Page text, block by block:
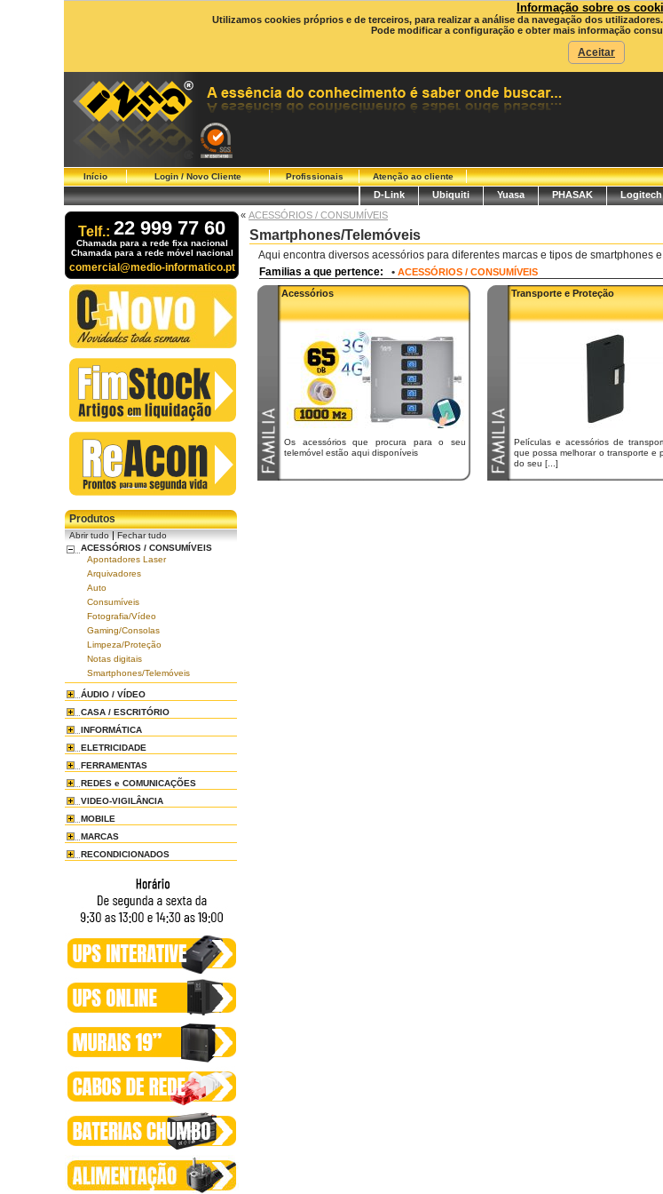
Informação sobre os
Utilizamos cookies próprios e de terceiros, para realizar a análise da navegação dos
Pode modificar a configuração e obter mais informação
Aceitar
Início Login / Novo Cliente Profissionais Atenção ao cliente
D-Link Ubiquiti Yuasa PHASAK Logitech
Telf.: 22 999 77 60
Chamada para a rede fixa nacional
Chamada para a rede móvel nacional
comercial@medio-informatico.pt
Produtos
Abrir tudo|Fechar tudo
ACESSÓRIOS / CONSUMÍVEIS
Apontadores Laser
Arquivadores
Auto
Consumíveis
Fotografia/Vídeo
Gaming/Consolas
Limpeza/Proteção
Notas digitais
Smartphones/Telemóveis
ÁUDIO / VÍDEO
CASA / ESCRITÓRIO
INFORMÁTICA
ELETRICIDADE
FERRAMENTAS
REDES e COMUNICAÇÕES
VIDEO-VIGILÂNCIA
MOBILE
MARCAS
RECONDICIONADOS
« ACESSÓRIOS / CONSUMÍVEIS
Smartphones/Telemóveis
Aqui encontra diversos acessórios para diferentes marcas e tipos de smartphones
Familias a que pertence: • ACESSÓRIOS / CONSUMÍVEIS
Acessórios
Os acessórios que procura para o seu
telemóvel estão aqui disponíveis
Transporte e Proteção
Películas e acessórios de
que possa melhorar o transporte e
do seu [...]